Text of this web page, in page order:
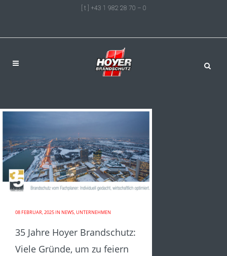
[ t ] +43 1 982 28 70 – 0
08 FEBRUAR, 2025IN NEWS,UNTERNEHMEN
35 Jahre Hoyer Brandschutz:
Viele Gründe, um zu feiern